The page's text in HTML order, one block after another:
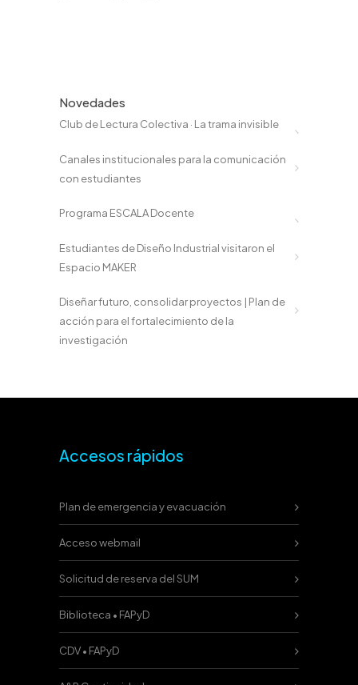
Novedades
Club de Lectura Colectiva · La trama invisible
Canales institucionales para la comunicación
con estudiantes
Programa ESCALA Docente
Estudiantes de Diseño Industrial visitaron el
Espacio MAKER
Diseñar futuro, consolidar proyectos | Plan de
acción para el fortalecimiento de la
investigación
Accesos rápidos
Plan de emergencia y evacuación
Acceso webmail
Solicitud de reserva del SUM
Biblioteca • FAPyD
CDV • FAPyD